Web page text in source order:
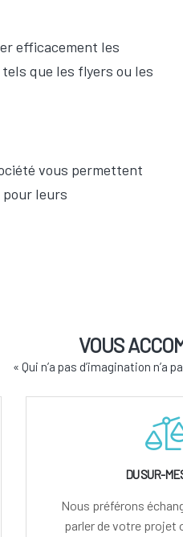
efficacement les
que les flyers ou les
vous permettent
leurs
VOUS
« Qui n’a pas d’imagination n’a
DU SUR-
Nous préférons
parler de votre projet